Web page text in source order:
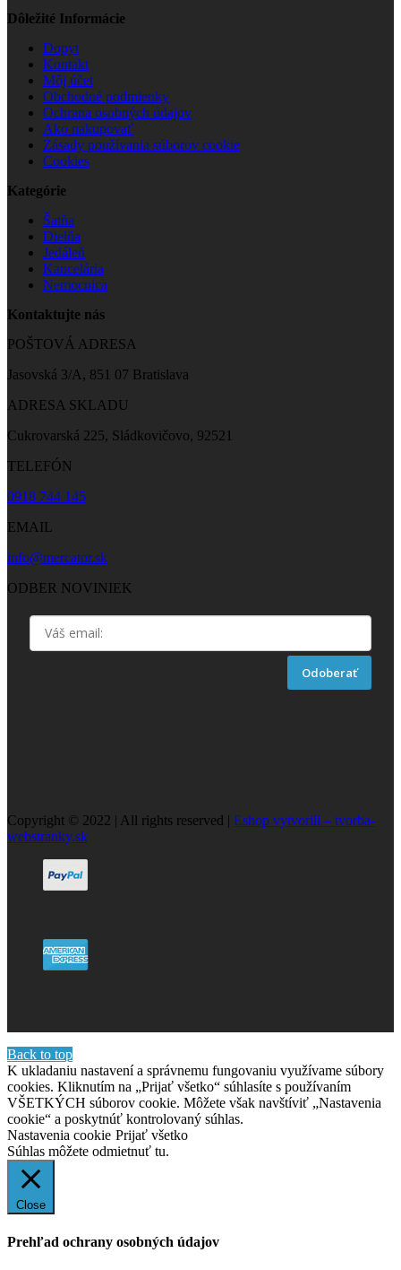
Dôležité Informácie
Dopyt
Kontakt
Môj účet
Obchodné podmienky
Ochrana osobných údajov
Ako nakupovať
Zásady používania súborov cookie
Cookies
Kategórie
Šatňa
Dielňa
Jedáleň
Kancelária
Nemocnica
Kontaktujte nás
POŠTOVÁ ADRESA
Jasovská 3/A, 851 07 Bratislava
ADRESA SKLADU
Cukrovarská 225, Sládkovičovo, 92521
TELEFÓN
0918 744 145
EMAIL
info@mercator.sk
ODBER NOVINIEK
Odoberať
Copyright © 2022 | All rights reserved | Eshop vytvorili – tvorba-
webstranky.sk
Back to top
K ukladaniu nastavení a správnemu fungovaniu využívame súbory
cookies. Kliknutím na „Prijať všetko“ súhlasíte s používaním
VŠETKÝCH súborov cookie. Môžete však navštíviť „Nastavenia
cookie“ a poskytnúť kontrolovaný súhlas.
Nastavenia cookie Prijať všetko
Súhlas môžete odmietnuť tu.
Close
Prehľad ochrany osobných údajov